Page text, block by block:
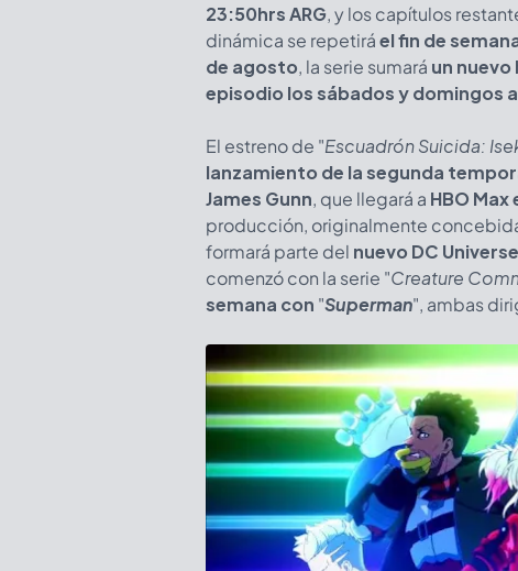
23:50hrs ARG, y los capítulos
dinámica se repetiráel fin de
de agosto, la serie sumará un
episodio los sábados y domingos
El estreno de "Escuadrón Suicida:
lanzamiento de la segunda
James Gunn, que llegará a HBO Max
producción, originalmente
formará parte del nuevo DC Universe
comenzó con la serie "Creature
semana con "Superman", ambas